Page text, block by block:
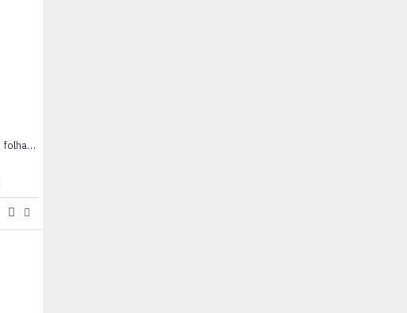
Bandeja adicional 520 folhas, para DCPL5500DN